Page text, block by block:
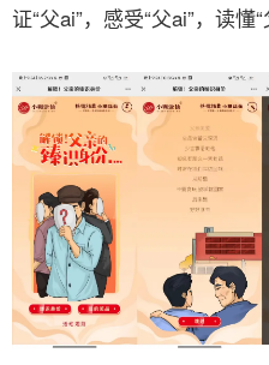
证“父ai”，感受“父ai”，读懂“